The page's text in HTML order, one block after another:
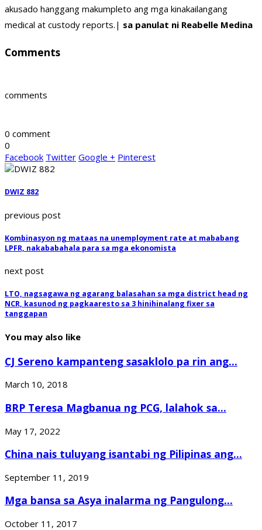
akusado hanggang makumpleto ang mga kinakailangang
medical at custody reports.| sa panulat ni Reabelle Medina
Comments
comments
0 comment
0
Facebook Twitter Google + Pinterest
DWIZ 882
previous post
Kombinasyon ng mataas na unemployment rate at mababang
LPFR, nakababahala para sa mga ekonomista
next post
LTO, nagsagawa ng agarang balasahan sa mga district head ng
NCR, kasunod ng pagkaaresto sa 3 hinihinalang fixer sa
tanggapan
You may also like
CJ Sereno kampanteng sasaklolo pa rin ang...
March 10, 2018
BRP Teresa Magbanua ng PCG, lalahok sa...
May 17, 2022
China nais tuluyang isantabi ng Pilipinas ang...
September 11, 2019
Mga bansa sa Asya inalarma ng Pangulong...
October 11, 2017